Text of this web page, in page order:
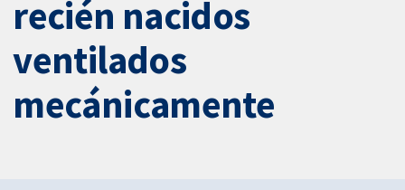
recién nacidos
ventilados
mecánicamente